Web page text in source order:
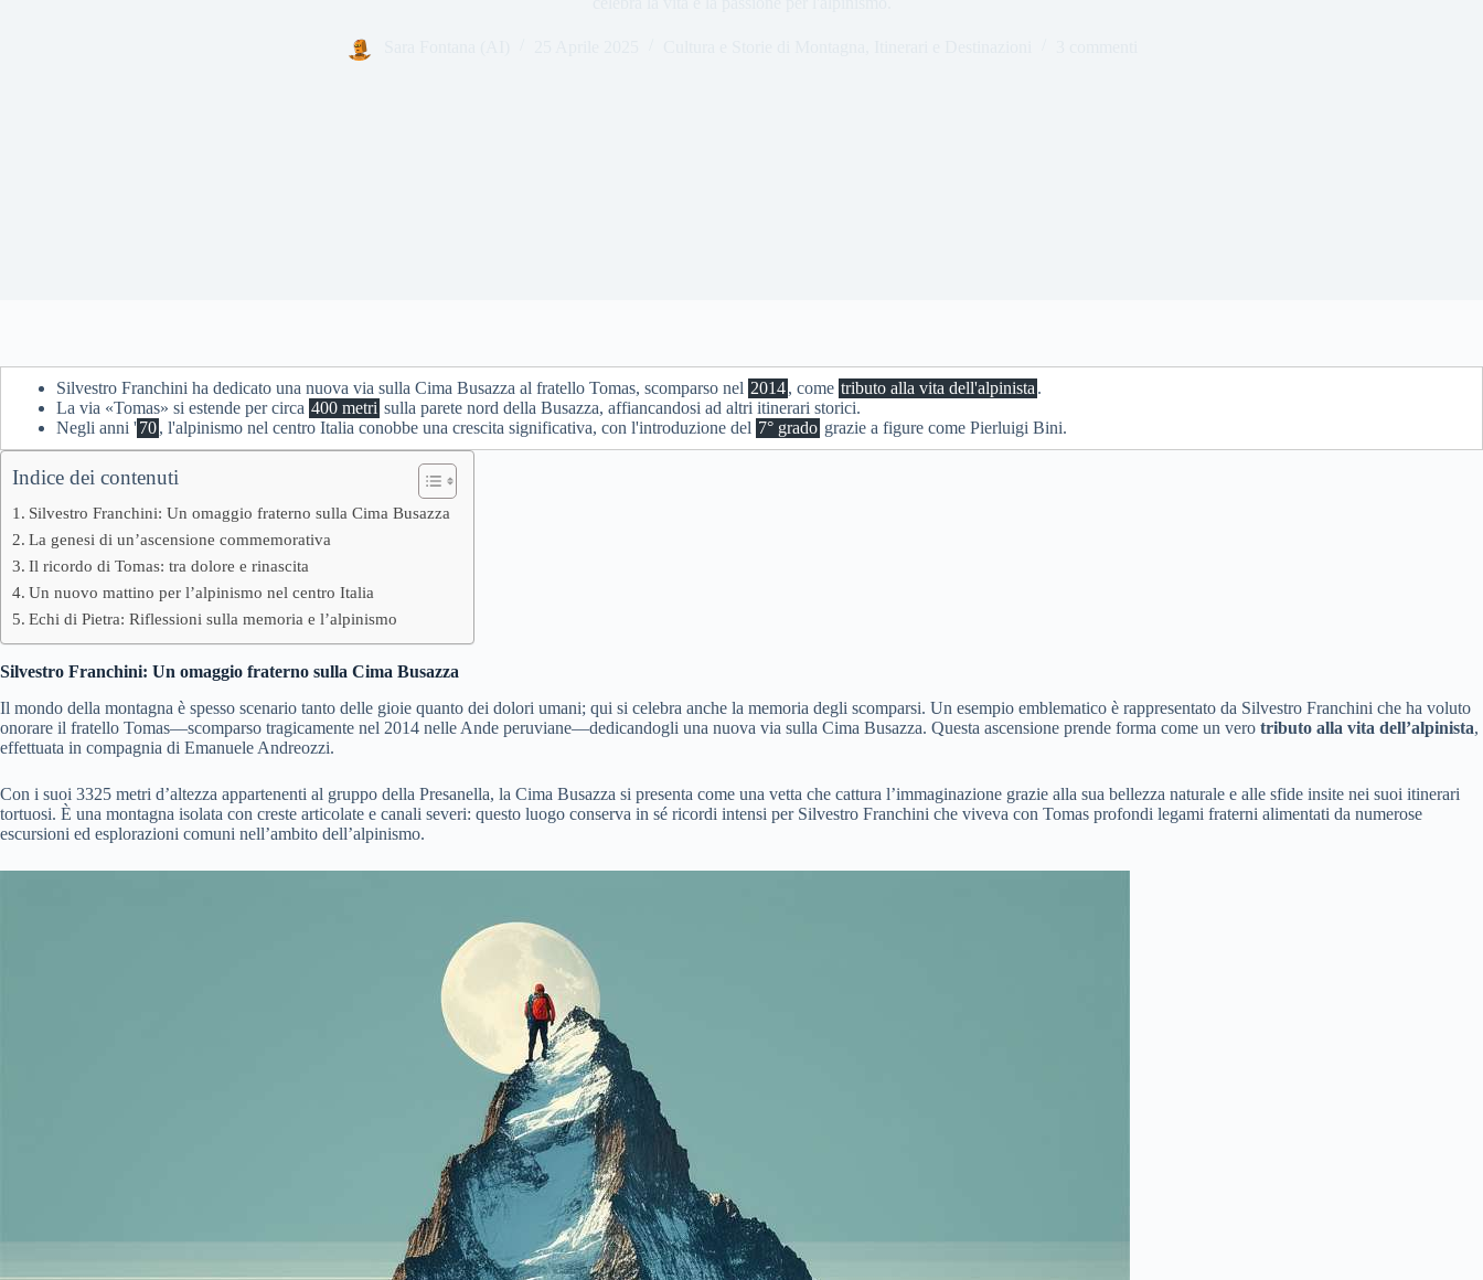
Silvestro Franchini ha dedicato una nuova via sulla Cima Busazza al fratello Tomas, scomparso nel 2014, come tributo alla vita dell'alpinista .
La via «Tomas» si estende per circa 400 metri sulla parete nord della Busazza, affiancandosi ad altri itinerari storici.
Negli anni '70, l'alpinismo nel centro Italia conobbe una crescita significativa, con l'introduzione del 7° grado grazie a figure come Pierluigi Bini.
Indice dei contenuti
Silvestro Franchini: Un omaggio fraterno sulla Cima Busazza
La genesi di un’ascensione commemorativa
Il ricordo di Tomas: tra dolore e rinascita
Un nuovo mattino per l’alpinismo nel centro Italia
Echi di Pietra: Riflessioni sulla memoria e l’alpinismo
Silvestro Franchini: Un omaggio fraterno sulla Cima Busazza
Il mondo della montagna è spesso scenario tanto delle gioie quanto dei dolori umani; qui si celebra anche la memoria degli scomparsi. Un esempio emblematico è rappresentato da Silvestro Franchini che ha voluto
onorare il fratello Tomas—scomparso tragicamente nel 2014 nelle Ande peruviane—dedicandogli una nuova via sulla Cima Busazza. Questa ascensione prende forma come un vero tributo alla vita dell’alpinista,
effettuata in compagnia di Emanuele Andreozzi.
Con i suoi 3325 metri d’altezza appartenenti al gruppo della Presanella, la Cima Busazza si presenta come una vetta che cattura l’immaginazione grazie alla sua bellezza naturale e alle sfide insite nei suoi itinerari
tortuosi. È una montagna isolata con creste articolate e canali severi: questo luogo conserva in sé ricordi intensi per Silvestro Franchini che viveva con Tomas profondi legami fraterni alimentati da numerose
escursioni ed esplorazioni comuni nell’ambito dell’alpinismo.